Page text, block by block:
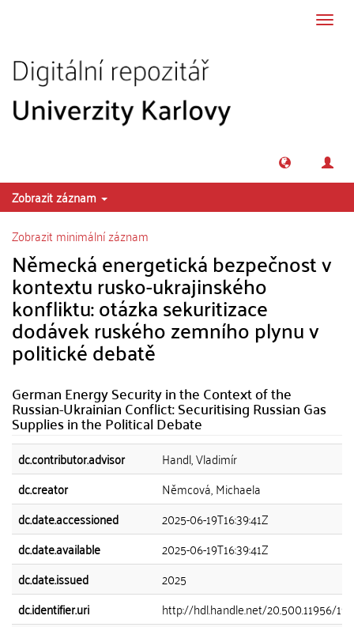
Zobrazit záznam
Zobrazit minimální záznam
Německá energetická bezpečnost v
kontextu rusko-ukrajinského
konfliktu: otázka sekuritizace
dodávek ruského zemního plynu v
politické debatě
German Energy Security in the Context of the
Russian-Ukrainian Conflict: Securitising Russian Gas
Supplies in the Political Debate
dc.contributor.advisor
Handl, Vladimír
dc.creator
Němcová, Michaela
dc.date.accessioned
2025-06-19T16:39:41Z
dc.date.available
2025-06-19T16:39:41Z
dc.date.issued
2025
dc.identifier.uri
http://hdl.handle.net/20.500.11956/